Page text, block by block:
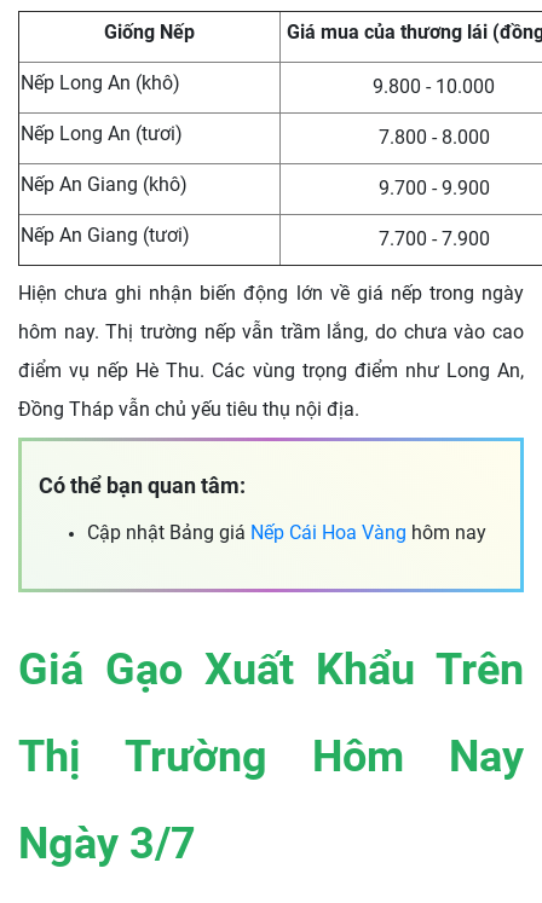
Giống Nếp Giá mua của thương lái
Nếp Long An (khô) 9.800 - 10.000
Nếp Long An (tươi) 7.800 - 8.000
Nếp An Giang (khô) 9.700 - 9.900
Nếp An Giang (tươi) 7.700 - 7.900
Hiện chưa ghi nhận biến động lớn về giá nếp trong ngày
hôm nay. Thị trường nếp vẫn trầm lắng, do chưa vào cao
điểm vụ nếp Hè Thu. Các vùng trọng điểm như Long An,
Đồng Tháp vẫn chủ yếu tiêu thụ nội địa.
Có thể bạn quan tâm:
Cập nhật Bảng giá Nếp Cái Hoa Vàng hôm nay
Giá Gạo Xuất Khẩu Trên
Thị Trường Hôm Nay
Ngày 3/7